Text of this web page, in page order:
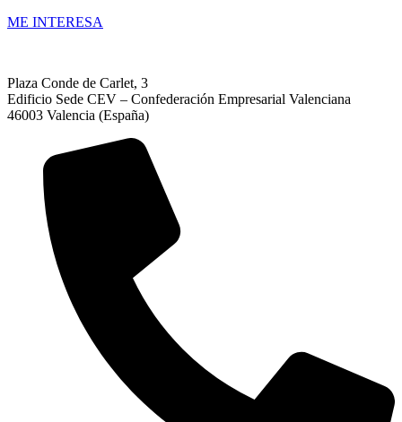
ME INTERESA
Plaza Conde de Carlet, 3
Edificio Sede CEV – Confederación Empresarial Valenciana
46003 Valencia (España)